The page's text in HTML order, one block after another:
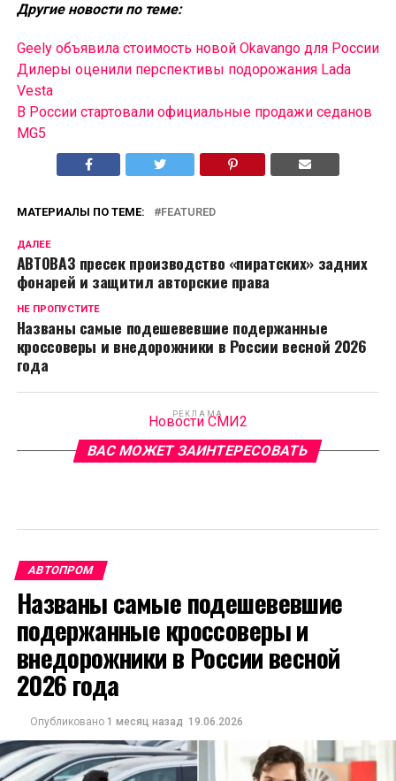
Другие новости по теме:
Geely объявила стоимость новой Okavango для России
Дилеры оценили перспективы подорожания Lada
Vesta
В России cтартовали официальные продажи седанов
MG5
МАТЕРИАЛЫ ПО ТЕМЕ: FEATURED
ДАЛЕЕ
АВТОВАЗ пресек производство «пиратских» задних
фонарей и защитил авторские права
НЕ ПРОПУСТИТЕ
Названы самые подешевевшие подержанные
кроссоверы и внедорожники в России весной 2026
года
РЕКЛАМА
Новости СМИ2
ВАС МОЖЕТ ЗАИНТЕРЕСОВАТЬ
АВТОПРОМ
Названы самые подешевевшие
подержанные кроссоверы и
внедорожники в России весной
2026 года
Опубликовано 1 месяц назад 19.06.2026